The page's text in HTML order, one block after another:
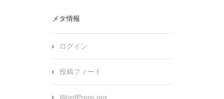
メタ情報
ログイン
投稿フィード
WordPress.org